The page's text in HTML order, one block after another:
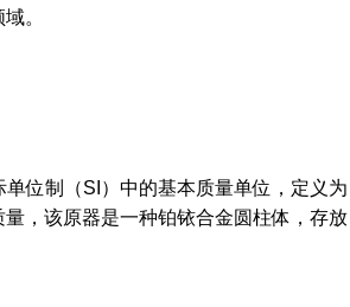
。
位制（SI）中的基本质量单位，定义为
量，该原器是一种铂铱合金圆柱体，存放